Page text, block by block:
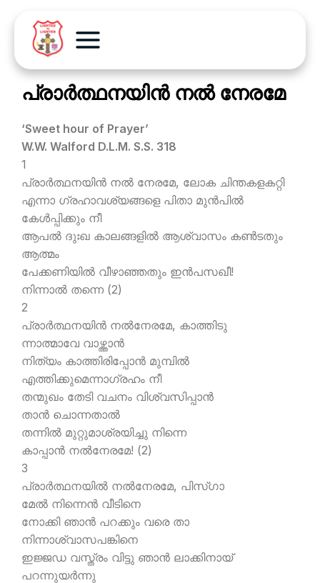
പ്രാര്‍ത്ഥനയിന്‍ നല്‍ നേരമേ
‘Sweet hour of Prayer’
W.W. Walford D.L.M. S.S. 318
1
പ്രാര്‍ത്ഥനയിന്‍ നല്‍ നേരമേ, ലോക ചിന്തകളകറ്റി
എന്നാ ഗ്രഹാവശ്യങ്ങളെ പിതാ മുന്‍പില്‍
കേള്‍പ്പിക്കും നീ
ആപല്‍ ദുഃഖ കാലങ്ങളില്‍ ആശ്വാസം കണ്‍ടതും
ആത്മം
പേക്കണിയില്‍ വീഴാഞ്ഞതും ഇന്‍പസഖീ!
നിന്നാല്‍ തന്നെ (2)
2
പ്രാര്‍ത്ഥനയിന്‍ നല്‍നേരമേ, കാത്തിടു
ന്നാത്മാവേ വാഴ്ത്താന്‍
നിത്യം കാത്തിരിപ്പോന്‍ മുമ്പില്‍
എത്തിക്കുമെന്നാഗ്രഹം നീ
തന്മുഖം തേടി വചനം വിശ്വസിപ്പാന്‍
താന്‍ ചൊന്നതാല്‍
തന്നില്‍ മുറ്റുമാശ്രയിച്ചു നിന്നെ
കാപ്പാന്‍ നല്‍നേരമേ! (2)
3
പ്രാര്‍ത്ഥനയില്‍ നല്‍നേരമേ, പിസ്ഗാ
മേല്‍ നിന്നെന്‍ വീടിനെ
നോക്കി ഞാന്‍ പറക്കും വരെ താ
നിന്നാശ്വാസപങ്കിനെ
ഇജ്ജഡ വസ്ത്രം വിട്ടു ഞാന്‍ ലാക്കിനായ്
പറന്നുയര്‍ന്നു